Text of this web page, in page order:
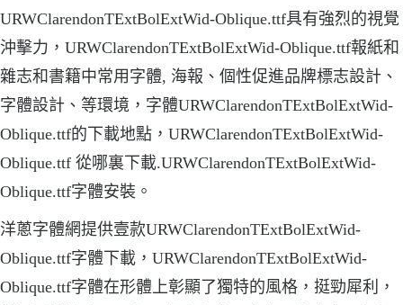
URWClarendonTExtBolExtWid-Oblique.ttf具有強烈的視覺
沖擊力，URWClarendonTExtBolExtWid-Oblique.ttf報紙和
雜志和書籍中常用字體, 海報、個性促進品牌標志設計、
字體設計、等環境，字體URWClarendonTExtBolExtWid-
Oblique.ttf的下載地點，URWClarendonTExtBolExtWid-
Oblique.ttf 從哪裏下載.URWClarendonTExtBolExtWid-
Oblique.ttf字體安裝。
洋蔥字體網提供壹款URWClarendonTExtBolExtWid-
Oblique.ttf字體下載，URWClarendonTExtBolExtWid-
Oblique.ttf字體在形體上彰顯了獨特的風格，挺勁犀利，